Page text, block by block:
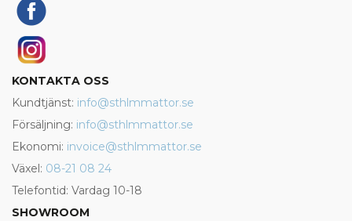
KONTAKTA OSS
Kundtjänst: info@sthlmmattor.se
Försäljning: info@sthlmmattor.se
Ekonomi: invoice@sthlmmattor.se
Växel: 08-21 08 24
Telefontid: Vardag 10-18
SHOWROOM